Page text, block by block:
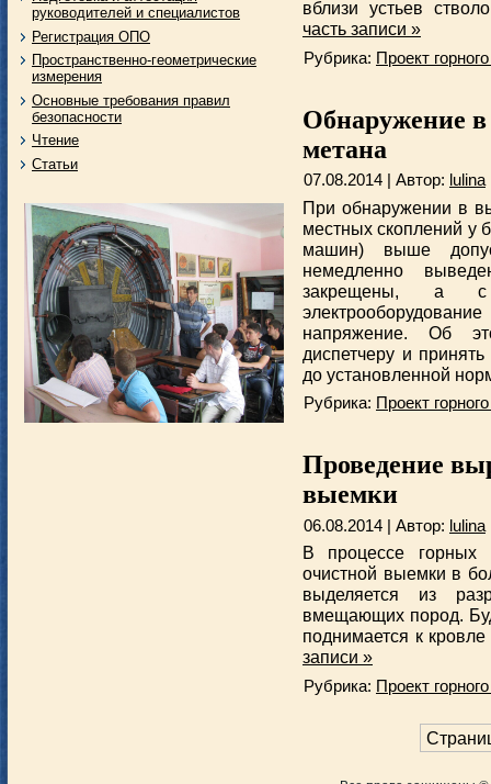
руководителей и специалистов
Регистрация ОПО
Пространственно-геометрические
измерения
Основные требования правил
безопасности
Чтение
Статьи
вблизи устьев
часть записи »
Рубрика: Проект
Обнаружение
метана
07.08.2014 | Автор: lulina
При обнаружении в
местных скоплений у
машин) выше
немедленно
закрещены, а с
напряжение. Об
диспетчеру и
до установленной
Рубрика: Проект
Проведение
выемки
06.08.2014 | Автор: lulina
В процессе горных
очистной выемки в
выделяется из
вмещающих пород.
поднимается к
записи »
Рубрика: Проект